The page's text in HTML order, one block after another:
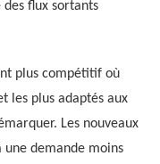
flux sortants
plus compétitif où
les plus adaptés aux
Les nouveaux
demande moins